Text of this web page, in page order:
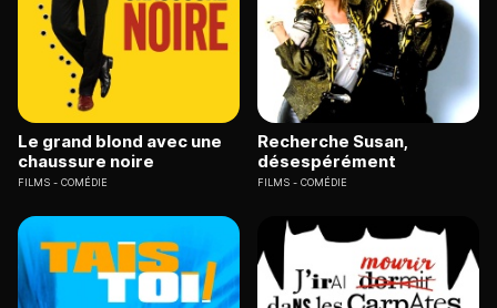
Le grand blond avec une
chaussure noire
FILMS COMÉDIE
Recherche Susan,
désespérément
FILMS COMÉDIE